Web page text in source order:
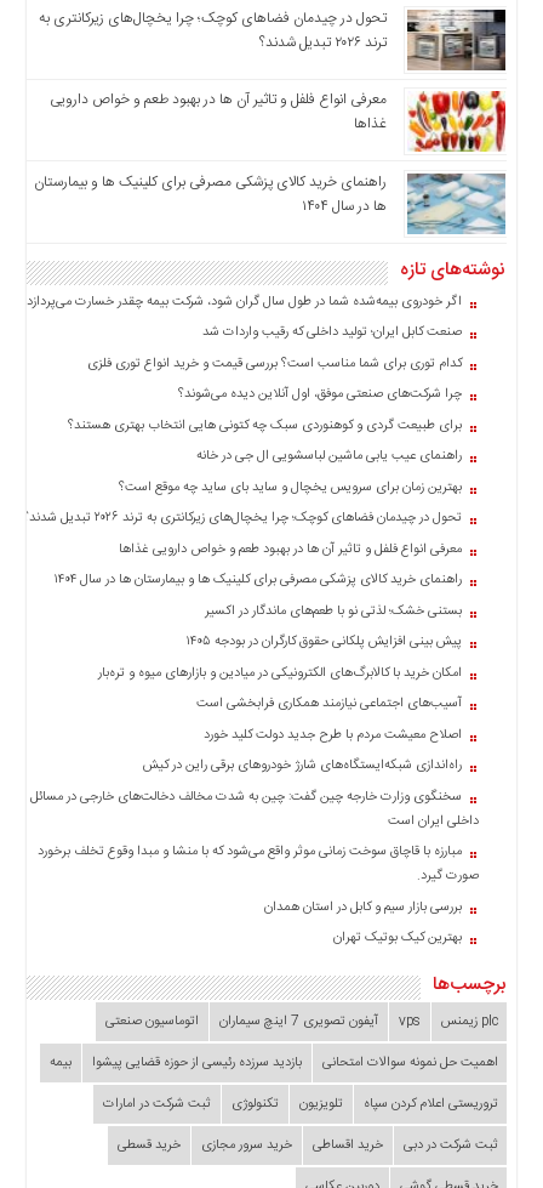
اخبار
اقتصادی
ایران
اخبار
المللی
اخبار
اقتصادی
تحول در چیدمان فضاهای کوچک؛ چرا یخچال‌های زیرکانتری به
ترند ۲۰۲۶ تبدیل شدند؟
معرفی انواع فلفل و تاثیر آن ‌ها در بهبود طعم و خواص دارویی
غذاها
راهنمای خرید کالای پزشکی مصرفی برای کلینیک ها و بیمارستان
ها در سال ۱۴۰۴
نوشته‌های تازه
اگر خودروی بیمه‌شده شما در طول سال گران شود، شرکت بیمه چقدر خسارت می‌پردازد؟
صنعت کابل ایران؛ تولید داخلی که رقیب واردات شد
کدام توری برای شما مناسب است؟ بررسی قیمت و خرید انواع توری فلزی
چرا شرکت‌های صنعتی موفق، اول آنلاین دیده می‌شوند؟
برای طبیعت گردی و کوهنوردی سبک چه کتونی هایی انتخاب بهتری هستند؟
راهنمای عیب یابی ماشین لباسشویی ال جی در خانه
بهترین زمان برای سرویس یخچال و ساید بای ساید چه موقع است؟
تحول در چیدمان فضاهای کوچک؛ چرا یخچال‌های زیرکانتری به ترند ۲۰۲۶ تبدیل شدند؟
معرفی انواع فلفل و تاثیر آن ‌ها در بهبود طعم و خواص دارویی غذاها
راهنمای خرید کالای پزشکی مصرفی برای کلینیک ها و بیمارستان ها در سال ۱۴۰۴
بستنی خشک؛ لذتی نو با طعم‌های ماندگار در اکسیر
پیش بینی افزایش پلکانی حقوق کارگران در بودجه ۱۴۰۵
امکان خرید با کالابرگ‌های الکترونیکی در میادین و بازارهای میوه و تره‌بار
آسیب‌های اجتماعی نیازمند همکاری فرابخشی است
اصلاح معیشت مردم با طرح جدید دولت کلید خورد
راه‌اندازی شبکه‌ایستگاه‌های شارژ خودروهای برقی راین در کیش
سخنگوی وزارت خارجه چین گفت: چین به شدت مخالف دخالت‌های خارجی در مسائل
داخلی ایران است
مبارزه با قاچاق سوخت زمانی موثر واقع می‌شود که با منشا و مبدا وقوع تخلف برخورد
صورت گیرد.
بررسی بازار سیم و کابل در استان همدان
بهترین کیک بوتیک تهران
برچسب‌ها
plc زیمنس vps آیفون تصویری 7 اینچ سیماران
اتوماسیون صنعتی
اهمیت حل نمونه سوالات امتحانی
بازدید سرزده‌ رئیسی از حوزه قضایی ‌پیشوا
بیمه
تروریستی اعلام کردن سپاه
تلویزیون تکنولوژی
ثبت شرکت در امارات
ثبت شرکت در دبی
خرید اقساطی خرید سرور مجازی
خرید قسطی